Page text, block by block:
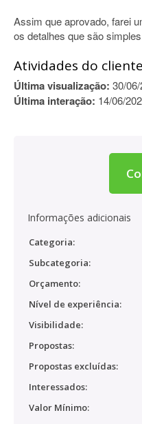
Assim que aprovado, farei
os detalhes que são
Atividades do
Última visualização: 30/
Última interação: 14/06/
Informações adicionais
Categoria:
Subcategoria:
Orçamento:
Nível de experiência:
Visibilidade:
Propostas:
Propostas excluídas:
Interessados:
Valor Mínimo: